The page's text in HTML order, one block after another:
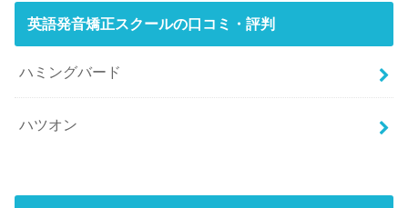
英語発音矯正スクールの口コミ・評判
ハミングバード
ハツオン